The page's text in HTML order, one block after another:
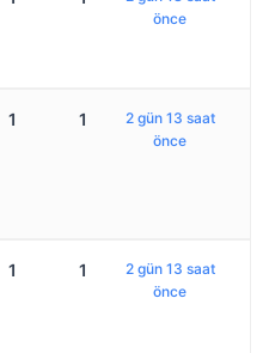
önce
1 1
2 gün 13 saat
önce
1 1
2 gün 13 saat
önce